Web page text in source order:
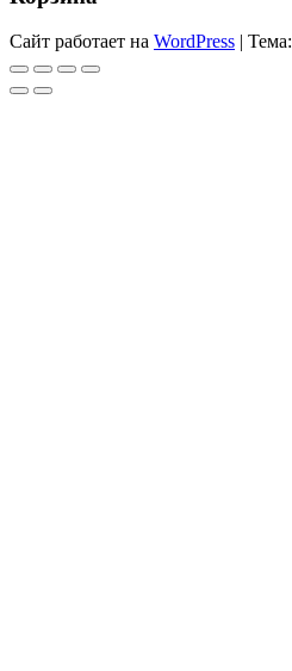
Сайт работает на WordPress | Тема: